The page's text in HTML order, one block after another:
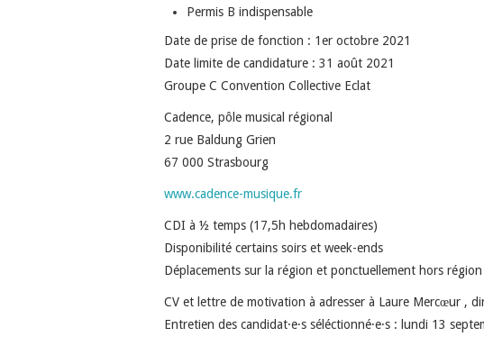
Permis B indispensable
Date de prise de fonction : 1er octobre 2021
Date limite de candidature : 31 août 2021
Groupe C Convention Collective Eclat
Cadence, pôle musical régional
2 rue Baldung Grien
67 000 Strasbourg
www.cadence-musique.fr
CDI à ½ temps (17,5h hebdomadaires)
Disponibilité certains soirs et week-ends
Déplacements sur la région et ponctuellement hors région
CV et lettre de motivation à adresser à Laure Mercœur ,
Entretien des candidat·e·s séléctionné·e·s : lundi 13